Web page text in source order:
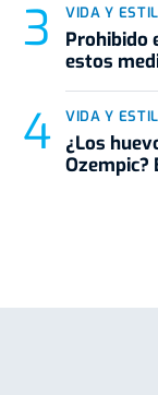
VIDA Y
Prohibido
estos
VIDA Y
¿Los
Ozempic?